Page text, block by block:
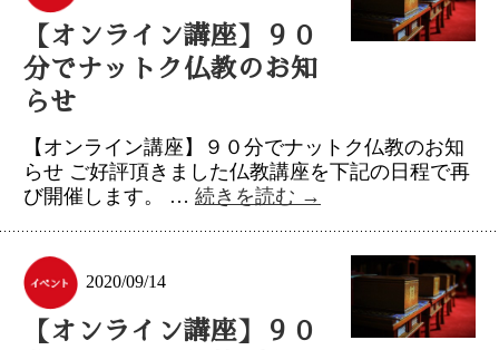
【オンライン講座】９０
分でナットク仏教のお知
らせ
【オンライン講座】９０分でナットク仏教のお知
らせ ご好評頂きました仏教講座を下記の日程で再
び開催します。 … 続きを読む →
2020/09/14
【オンライン講座】９０